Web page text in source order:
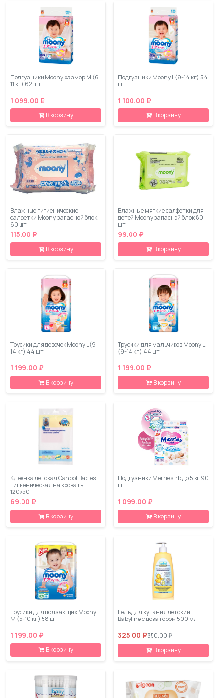
Подгузники Moony размер M (6-
11 кг) 62 шт
1 099.00 ₽
В корзину
Подгузники Moony L (9-14 кг) 54
шт
1 100.00 ₽
В корзину
Влажные гигиенические
салфетки Moony запасной блок
60 шт
115.00 ₽
В корзину
Влажные мягкие салфетки для
детей Moony запасной блок 80
шт
99.00 ₽
В корзину
Трусики для девочек Moony L (9-
14 кг) 44 шт
1 199.00 ₽
В корзину
Трусики для мальчиков Moony L
(9-14 кг) 44 шт
1 199.00 ₽
В корзину
Клеёнка детская Canpol Babies
гигиеническая на кровать
120х50
69.00 ₽
В корзину
Подгузники Merries nb до 5 кг 90
шт
1 099.00 ₽
В корзину
Трусики для ползающих Moony
М (5-10 кг) 58 шт
1 199.00 ₽
В корзину
Гель для купания детский
Babyline с дозатором 500 мл
325.00 ₽350.00 ₽
В корзину